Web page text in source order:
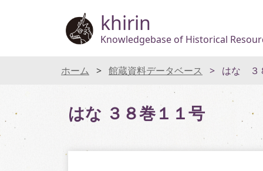
khirin
Knowledgebase of Historical
ホーム 館蔵資料データベース はな ３
はな ３８巻１１号